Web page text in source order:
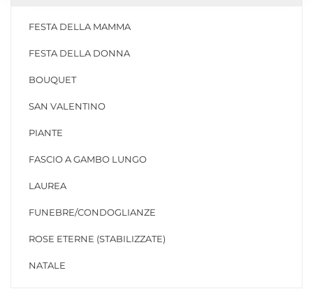
FESTA DELLA MAMMA
FESTA DELLA DONNA
BOUQUET
SAN VALENTINO
PIANTE
FASCIO A GAMBO LUNGO
LAUREA
FUNEBRE/CONDOGLIANZE
ROSE ETERNE (STABILIZZATE)
NATALE